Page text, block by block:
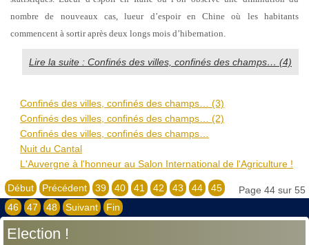
nombre de nouveaux cas, lueur d’espoir en Chine où les habitants
commencent à sortir après deux longs mois d’hibernation.
Lire la suite : Confinés des villes, confinés des champs… (4)
Confinés des villes, confinés des champs… (3)
Confinés des villes, confinés des champs… (2)
Confinés des villes, confinés des champs…
Nuit du Cantal
L'Auvergne à l'honneur au Salon International de l'Agriculture !
Page 44 sur 55
Début Précédent 39 40 41 42 43 44
45
46
47 48 Suivant Fin
Election !